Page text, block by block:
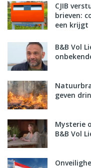
CJIB
brieven:
een krijgt
B&B Vol
geven
Mysterie
B&B Vol